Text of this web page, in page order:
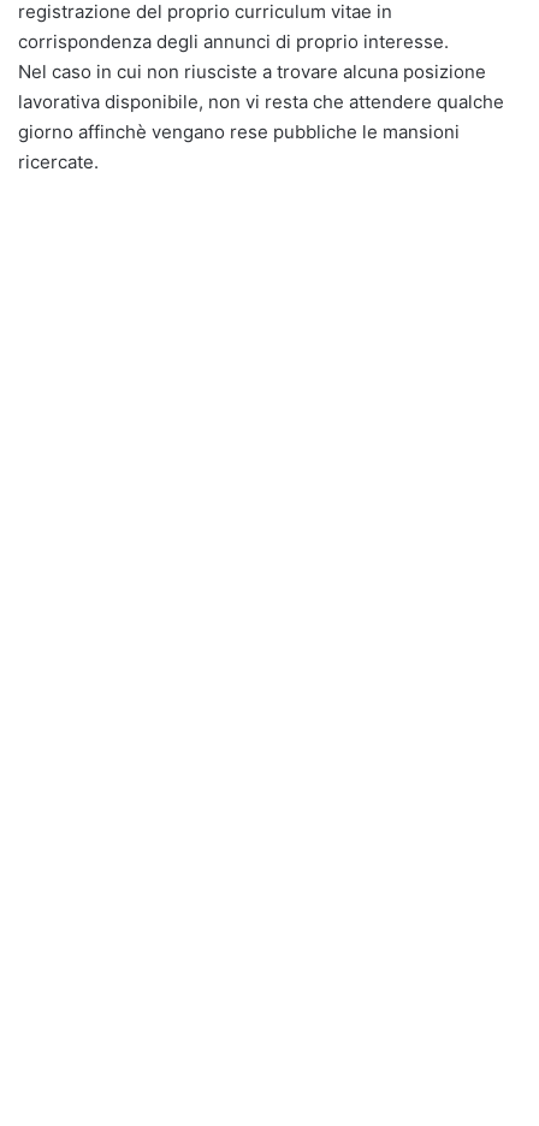
registrazione del proprio curriculum vitae in
corrispondenza degli annunci di proprio interesse.
Nel caso in cui non riusciste a trovare alcuna posizione
lavorativa disponibile, non vi resta che attendere qualche
giorno affinchè vengano rese pubbliche le mansioni
ricercate.